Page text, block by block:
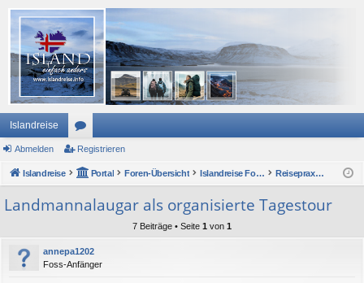
Islandreise
or
en
Abmelden Registrieren
Islandreise Portal Foren-Übersicht Islandreise Forum Reisepraxis - Urlaub in Island
Landmannalaugar als organisierte Tagestour
7 Beiträge • Seite 1 von 1
annepa1202
Foss-Anfänger